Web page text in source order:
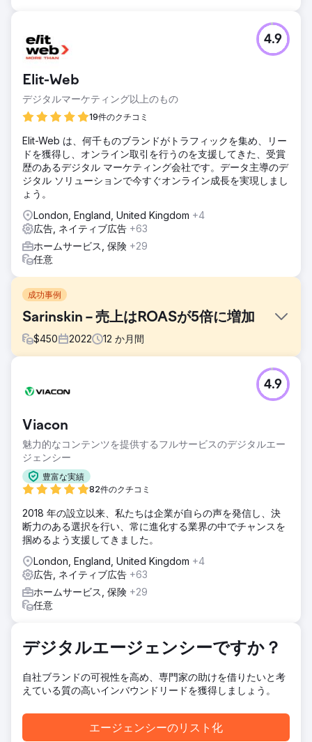
Elit-Web
デジタルマーケティング以上のもの
19件のクチコミ
4.9
Elit-Web は、何千ものブランドがトラフィックを集め、リー
ドを獲得し、オンライン取引を行うのを支援してきた、受賞
歴のあるデジタル マーケティング会社です。データ主導のデ
ジタル ソリューションで今すぐオンライン成長を実現しまし
ょう。
London, England, United Kingdom +4
広告, ネイティブ広告 +63
ホームサービス, 保険 +29
任意
成功事例
Sarinskin – 売上はROASが5倍に増加
$450 2022 12 か月間
クライアントは、インドのヘルスケア市場における既存の大
手企業と競合できるような、新しいオンラインストアを構築
商品URLは存在していましたが、これらのページは検索エン
ジンの可視性や有料広告のパフォーマンスに最適化されてお
らず、トラフィックとコンバージョンの獲得が制限されてい
ました。そのため、ランキングを向上させ、ターゲット層へ
のトラフィックを増やし、収益を拡大できるデジタルマーケ
ティングパートナーが必要だったのです。
ソリューション
今回の取り組みは、クライアントのヘルスケアECサイトの包
括的な監査から始まりました。監査の結果、SEO構造、ペー
ジ内最適化、有料キャンペーンの準備状況に重要な課題があ
ることが判明しました。これらの調査結果に基づき、商品ペ
ージの最適化、キーワードターゲティングの改善、サイト全
体の検索可視性の向上を含む戦略プランを実行しました。ま
た、ドメインオーソリティを高め、オーガニック検索ランキ
結果
ックトラフィック、キーワードランキング、コンバージョン
率も大幅に増加させ、結果として売上全体の向上を実現しま
Viacon
魅力的なコンテンツを提供するフルサービスのデジタルエー
ジェンシー
豊富な実績
82件のクチコミ
4.9
2018 年の設立以来、私たちは企業が自らの声を発信し、決
断力のある選択を行い、常に進化する業界の中でチャンスを
掴めるよう支援してきました。
London, England, United Kingdom +4
広告, ネイティブ広告 +63
ホームサービス, 保険 +29
任意
デジタルエージェンシーですか？
自社ブランドの可視性を高め、専門家の助けを借りたいと考
えている質の高いインバウンドリードを獲得しましょう。
エージェンシーのリスト化